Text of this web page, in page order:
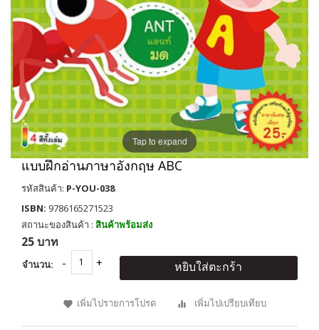
Tap to expand
แบบฝึกอ่านภาษาอังกฤษ ABC
รหัสสินค้า: P-YOU-038
ISBN: 9786165271523
สถานะของสินค้า : สินค้าพร้อมส่ง
25 บาท
จำนวน: หยิบใส่ตะกร้า
เพิ่มไปรายการโปรด เพิ่มไปเปรียบเทียบ